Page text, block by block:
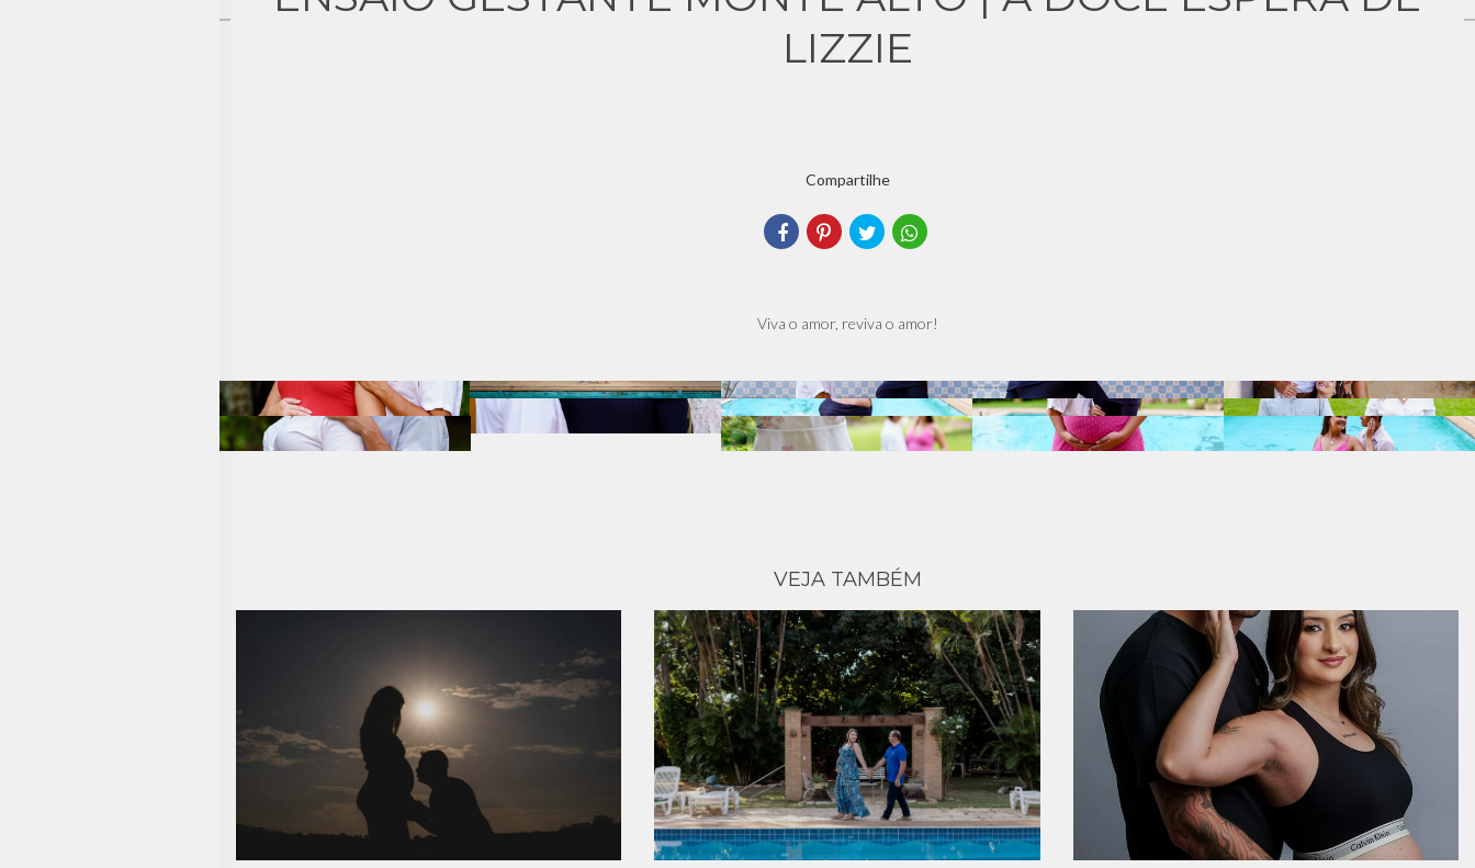
LIZZIE
Compartilhe
Viva o amor, reviva o amor!
VEJA TAMBÉM